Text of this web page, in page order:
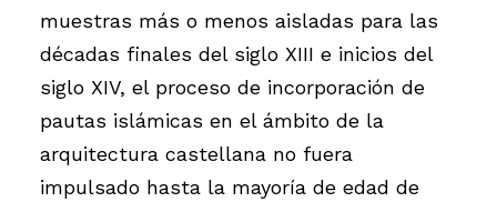
muestras más o menos aisladas para las
décadas finales del siglo XIII e inicios del
siglo XIV, el proceso de incorporación de
pautas islámicas en el ámbito de la
arquitectura castellana no fuera
impulsado hasta la mayoría de edad de